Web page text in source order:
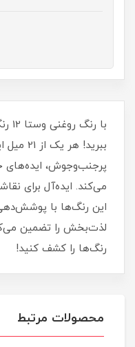
ببرید!
پرجنب‌وجوش، ایده‌های
می‌کند. ایده‌آل برای
این رنگ‌ها با پوشش‌دهی
لذت‌بخش را تضمین
رنگ‌ها را کشف کنید!
محصولات مرتبط